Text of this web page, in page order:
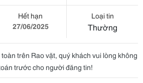
Hết hạn
27/06/2025
Loại tin
Thường
trên Rao vặt, quý khách vui lòng không
trước cho người đăng tin!